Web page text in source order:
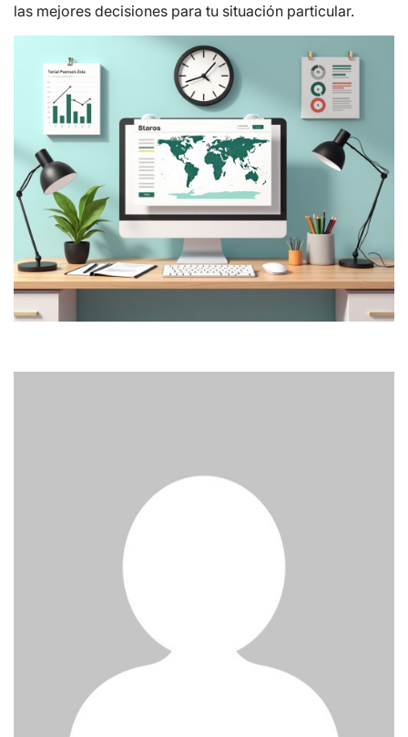
las mejores decisiones para tu situación particular.